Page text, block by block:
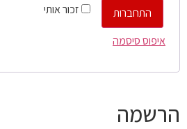
זכור אותי
התחברות
איפוס סיסמה
הרשמה